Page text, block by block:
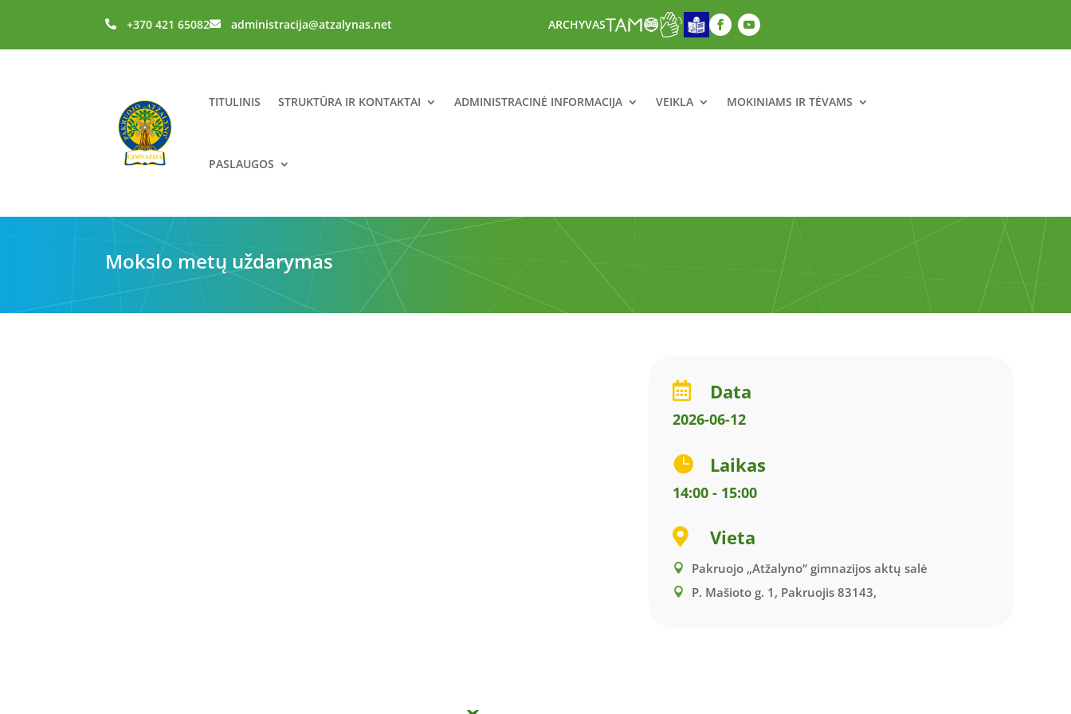
 +370 421 65082 administracija@atzalynas.net ARCHYVAS
TITULINIS STRUKTŪRA IR KONTAKTAI ADMINISTRACINĖ INFORMACIJA VEIKLA MOKINIAMS IR TĖVAMS
PASLAUGOS
Mokslo metų uždarymas
 Data
2026-06-12
 Laikas
14:00 - 15:00
 Vieta
Pakruojo „Atžalyno“ gimnazijos aktų salė
P. Mašioto g. 1, Pakruojis 83143,